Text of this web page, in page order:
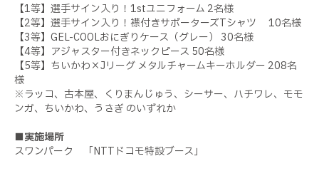
【1等】選手サイン入り！1stユニフォーム 2名様
【2等】選手サイン入り！襟付きサポーターズTシャツ 10名様
【3等】GEL-COOLおにぎりケース（グレー） 30名様
【4等】アジャスター付きネックピース 50名様
【5等】ちいかわ×Jリーグ メタルチャームキーホルダー 208名
様
※ラッコ、古本屋、くりまんじゅう、シーサー、ハチワレ、モモ
ンガ、ちいかわ、うさぎ のいずれか
■実施場所
スワンパーク 「NTTドコモ特設ブース」